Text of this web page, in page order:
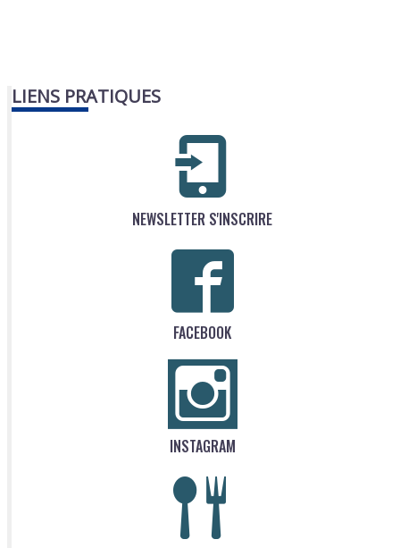
LIENS PRATIQUES
NEWSLETTER S'INSCRIRE
FACEBOOK
INSTAGRAM